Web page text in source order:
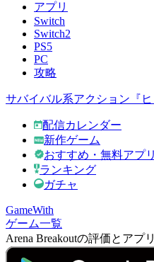
アプリ
Switch
Switch2
PS5
PC
攻略
サバイバル系アクション『
配信カレンダー
新作ゲーム
おすすめ・無料アプリ
ランキング
ガチャ
GameWith
ゲーム一覧
Arena Breakoutの評価とアプ